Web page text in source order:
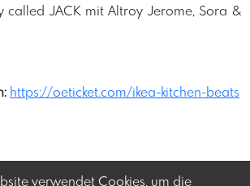
called JACK mit Altroy Jerome, Sora &
: https://oeticket.com/ikea-kitchen-beats
verwendet Cookies, um die